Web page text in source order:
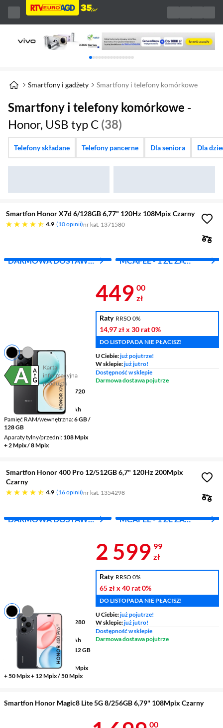
Karuzela z banerami, aktualny element 1 z
Smartfony i gadżety Smartfony i telefony komórkowe
Smartfony i telefony komórkowe -
Honor, USB typ C (38)
Telefony składane Telefony pancerne Dla seniora Dla
Smartfon Honor X7d 6/128GB 6,77" 120Hz 108Mpix Czarny
4.9
4.9 gwiazdek 10 opinii nr kat. 1371580
DARMOWA DOSTAWA
MCAFEE - 1 ZŁ ZA
Karta
informacyjna
produktu
Plik w formacie pdf
(otworzy się w nowym oknie)
6,77 " 1610 x 720
pikseli LCD
Pojemność baterii 6500 mAh
Pamięć RAM/wewnętrzna 6 GB /
128 GB
Aparaty tylny/przedni 108 Mpix
+ 2 Mpix / 8 Mpix
Cena 449 zł
449 00
zł
Raty RRSO 0%
14,97 złx 30 rat0%
DO LISTOPADA NIE PŁACISZ!
U Ciebie:już pojutrze!
W sklepie:już jutro!
Dostępność w sklepie
Darmowa dostawa pojutrze
Smartfon Honor 400 Pro 12/512GB 6,7" 120Hz 200Mpix
Czarny
4.9
4.9 gwiazdek 16 opinii nr kat. 1354298
DARMOWA DOSTAWA
MCAFEE - 1 ZŁ ZA
Wyświetlacz
6,7 " 2800 x 1280
pikseli AMOLED
Pojemność baterii
5300 mAh
Pamięć RAM/wewnętrzna
12 GB
/ 512 GB
Aparaty tylny/przedni
200 Mpix
+ 50 Mpix + 12 Mpix / 50 Mpix
Cena 2
2 599 99
zł
Raty RRSO 0%
65 złx 40 rat0%
DO LISTOPADA NIE PŁACISZ!
U Ciebie:już pojutrze!
W sklepie:już jutro!
Dostępność w sklepie
Darmowa dostawa pojutrze
Smartfon Honor Magic8 Lite 5G 8/256GB 6,79" 108Mpix Czarny
00